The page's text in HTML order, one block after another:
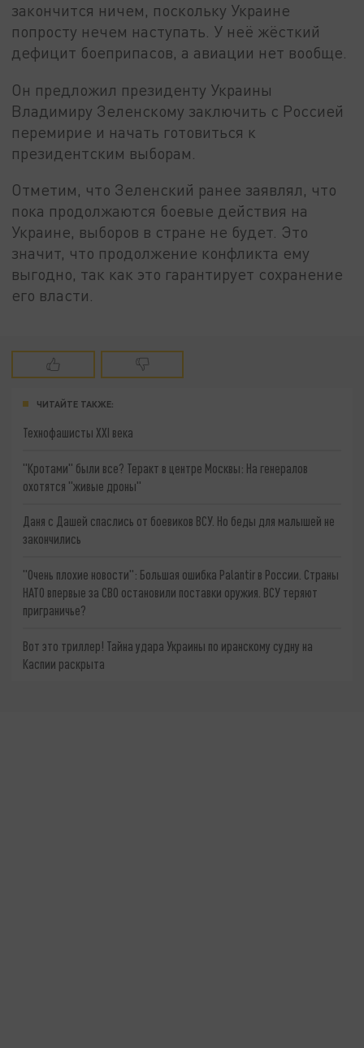
закончится ничем, поскольку Украине
попросту нечем наступать. У неё жёсткий
дефицит боеприпасов, а авиации нет вообще.
Он предложил президенту Украины
Владимиру Зеленскому заключить с Россией
перемирие и начать готовиться к
президентским выборам.
Отметим, что Зеленский ранее заявлял, что
пока продолжаются боевые действия на
Украине, выборов в стране не будет. Это
значит, что продолжение конфликта ему
выгодно, так как это гарантирует сохранение
его власти.
ЧИТАЙТЕ ТАКЖЕ:
Технофашисты XXI века
"Кротами" были все? Теракт в центре Москвы: На генералов
охотятся "живые дроны"
Даня с Дашей спаслись от боевиков ВСУ. Но беды для малышей не
закончились
"Очень плохие новости": Большая ошибка Palantir в России. Страны
НАТО впервые за СВО остановили поставки оружия. ВСУ теряют
приграничье?
Вот это триллер! Тайна удара Украины по иранскому судну на
Каспии раскрыта